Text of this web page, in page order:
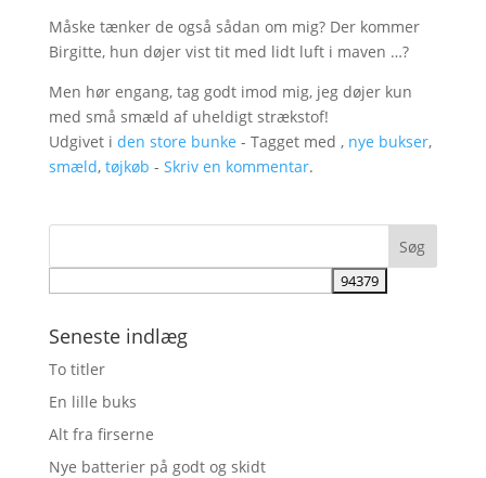
Måske tænker de også sådan om mig? Der kommer
Birgitte, hun døjer vist tit med lidt luft i maven …?
Men hør engang, tag godt imod mig, jeg døjer kun
med små smæld af uheldigt strækstof!
Udgivet i den store bunke - Tagget med , nye bukser,
smæld, tøjkøb - Skriv en kommentar.
Seneste indlæg
To titler
En lille buks
Alt fra firserne
Nye batterier på godt og skidt